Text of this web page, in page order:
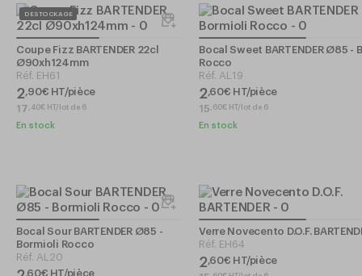
DESTOCKAGE
Coupe Fizz BARTENDER 22cl
Ø90xh124mm
Réf. EH61
2,90€ HT/pièce
17 , 40€ HT/lot de 6
En stock
Bocal Sweet BARTENDER Ø85 -
Rocco
Réf. AL19
2,60€ HT/pièce
15, 60€ HT/lot de 6
En stock
Bocal Sour BARTENDER Ø85 -
Bormioli Rocco
Réf. AL20
,60€ HT/pièce
Verre Novecento D.O.F.
Réf. EH64
2,60€ HT/pièce